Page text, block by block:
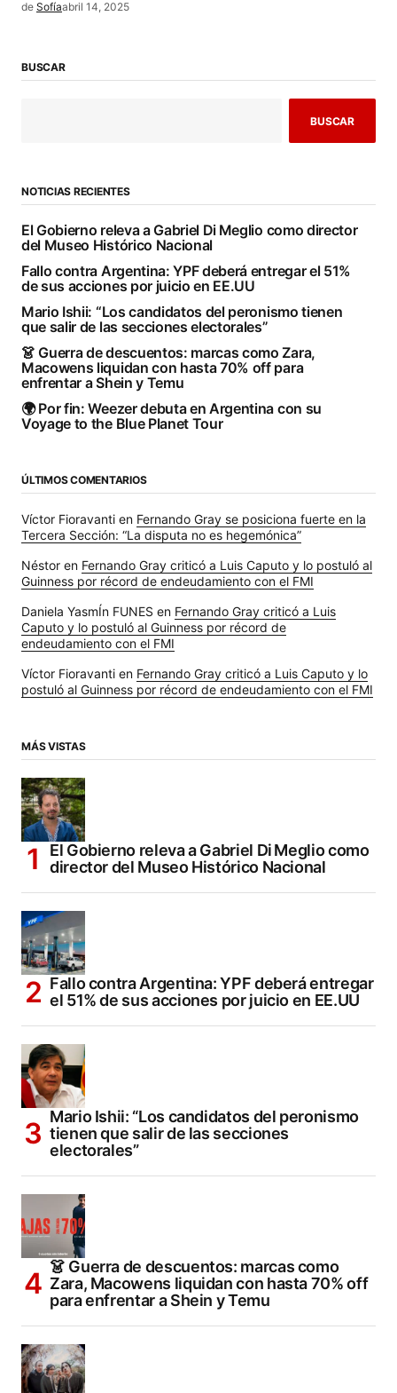
de Sofíaabril 14, 2025
BUSCAR
BUSCAR
NOTICIAS RECIENTES
El Gobierno releva a Gabriel Di Meglio como director
del Museo Histórico Nacional
Fallo contra Argentina: YPF deberá entregar el 51%
de sus acciones por juicio en EE.UU
Mario Ishii: “Los candidatos del peronismo tienen
que salir de las secciones electorales”
👗 Guerra de descuentos: marcas como Zara,
Macowens liquidan con hasta 70% off para
enfrentar a Shein y Temu
🌍 Por fin: Weezer debuta en Argentina con su
Voyage to the Blue Planet Tour
ÚLTIMOS COMENTARIOS
Víctor Fioravanti en Fernando Gray se posiciona fuerte en la
Tercera Sección: “La disputa no es hegemónica”
Néstor en Fernando Gray criticó a Luis Caputo y lo postuló al
Guinness por récord de endeudamiento con el FMI
Daniela YasmÍn FUNES en Fernando Gray criticó a Luis
Caputo y lo postuló al Guinness por récord de
endeudamiento con el FMI
Víctor Fioravanti en Fernando Gray criticó a Luis Caputo y lo
postuló al Guinness por récord de endeudamiento con el FMI
MÁS VISTAS
El Gobierno releva a Gabriel Di Meglio como
director del Museo Histórico Nacional
Fallo contra Argentina: YPF deberá entregar
el 51% de sus acciones por juicio en EE.UU
Mario Ishii: “Los candidatos del peronismo
tienen que salir de las secciones
electorales”
👗 Guerra de descuentos: marcas como
Zara, Macowens liquidan con hasta 70% off
para enfrentar a Shein y Temu